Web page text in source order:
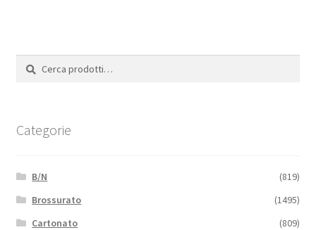
Cerca:
Cerca
Categorie
B/N
(819)
Brossurato
(1495)
Cartonato
(809)